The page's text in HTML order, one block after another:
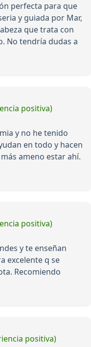
perfecta para que
y guiada por Mar,
que trata con
No tendría dudas a
positiva)
y no he tenido
en todo y hacen
ameno estar ahí.
positiva)
y te enseñan
excelente q se
Recomiendo
positiva)